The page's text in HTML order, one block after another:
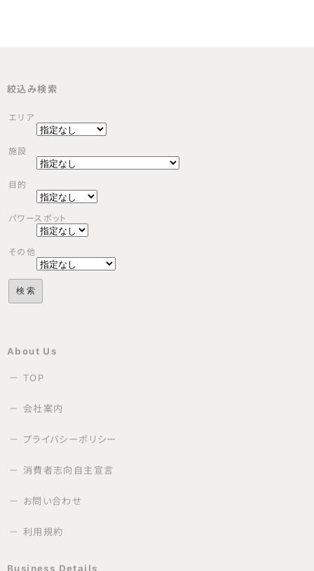
絞込み検索
エリア
施設
目的
パワースポット
その他
About Us
TOP
会社案内
プライバシーポリシー
消費者志向自主宣言
お問い合わせ
利用規約
Business Details